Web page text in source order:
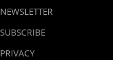
NEWSLETTER
SUBSCRIBE
PRIVACY